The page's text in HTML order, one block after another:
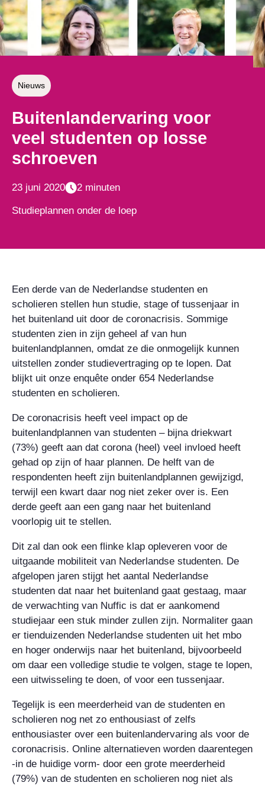
Nieuws
Buitenlandervaring voor
veel studenten op losse
schroeven
23 juni 2020 2 minuten
Studieplannen onder de loep
Een derde van de Nederlandse studenten en
scholieren stellen hun studie, stage of tussenjaar in
het buitenland uit door de coronacrisis. Sommige
studenten zien in zijn geheel af van hun
buitenlandplannen, omdat ze die onmogelijk kunnen
uitstellen zonder studievertraging op te lopen. Dat
blijkt uit onze enquête onder 654 Nederlandse
studenten en scholieren.
De coronacrisis heeft veel impact op de
buitenlandplannen van studenten – bijna driekwart
(73%) geeft aan dat corona (heel) veel invloed heeft
gehad op zijn of haar plannen. De helft van de
respondenten heeft zijn buitenlandplannen gewijzigd,
terwijl een kwart daar nog niet zeker over is. Een
derde geeft aan een gang naar het buitenland
voorlopig uit te stellen.
Dit zal dan ook een flinke klap opleveren voor de
uitgaande mobiliteit van Nederlandse studenten. De
afgelopen jaren stijgt het aantal Nederlandse
studenten dat naar het buitenland gaat gestaag, maar
de verwachting van Nuffic is dat er aankomend
studiejaar een stuk minder zullen zijn. Normaliter gaan
er tienduizenden Nederlandse studenten uit het mbo
en hoger onderwijs naar het buitenland, bijvoorbeeld
om daar een volledige studie te volgen, stage te lopen,
een uitwisseling te doen, of voor een tussenjaar.
Tegelijk is een meerderheid van de studenten en
scholieren nog net zo enthousiast of zelfs
enthousiaster over een buitenlandervaring als voor de
coronacrisis. Online alternatieven worden daarentegen
-in de huidige vorm- door een grote meerderheid
(79%) van de studenten en scholieren nog niet als